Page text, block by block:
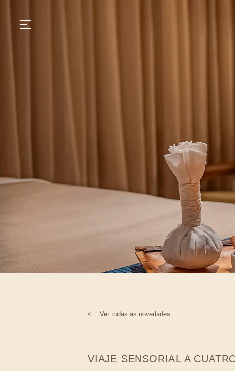
SOSTENIBILIDAD
< Ver todas as novedades
VIAJE SENSORIAL A